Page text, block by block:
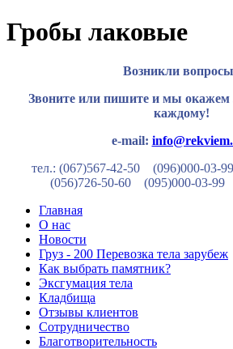
Гробы лаковые
Возникли
Звоните или пишите и мы окажем
каждому!
e-mail:
тел.: (067)567-42-50 (096)000-03-99
(056)726-50-60
(095)000-03-99
Главная
О нас
Новости
Груз - 200 Перевозка тела зарубеж
Как выбрать памятник?
Эксгумация тела
Кладбища
Отзывы клиентов
Сотрудничество
Благотворительность